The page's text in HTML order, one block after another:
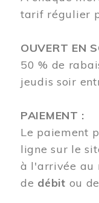
tarif régulier
OUVERT EN
50 % de
jeudis soir
PAIEMENT :
Le paiement
ligne sur le
à l'arrivée au
de débit ou de